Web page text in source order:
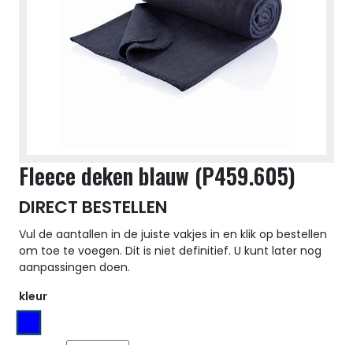
Fleece deken blauw (P459.605)
DIRECT BESTELLEN
Vul de aantallen in de juiste vakjes in en klik op bestellen
om toe te voegen. Dit is niet definitief. U kunt later nog
aanpassingen doen.
kleur